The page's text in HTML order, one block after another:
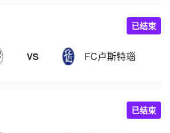
VS FC卢斯特瑙
已结束
已结束